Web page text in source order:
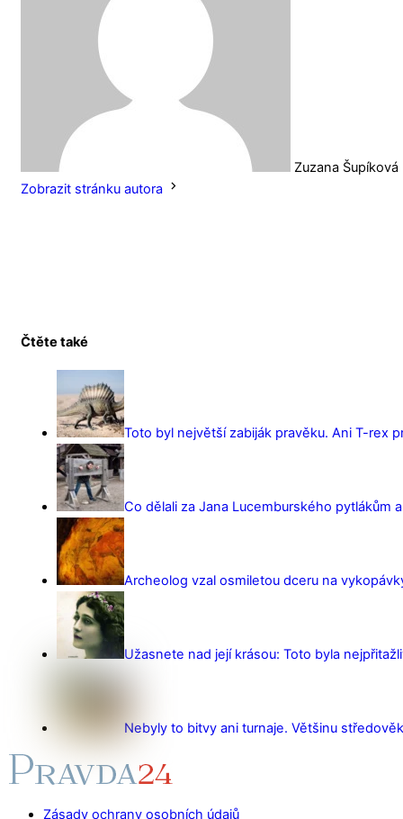
Zuzana Šupíková
Zobrazit stránku autora
Čtěte také
Toto byl největší zabiják pravěku. Ani T-rex
Co dělali za Jana Lucemburského pytlákům
Archeolog vzal osmiletou dceru na
Užasnete nad její krásou: Toto byla
Nebyly to bitvy ani turnaje. Většinu
Zásady ochrany osobních údajů